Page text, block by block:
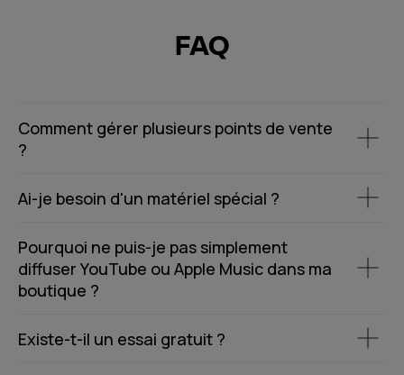
FAQ
Comment gérer plusieurs points de vente
?
Ai-je besoin d'un matériel spécial ?
Pourquoi ne puis-je pas simplement
diffuser YouTube ou Apple Music dans ma
boutique ?
Existe-t-il un essai gratuit ?